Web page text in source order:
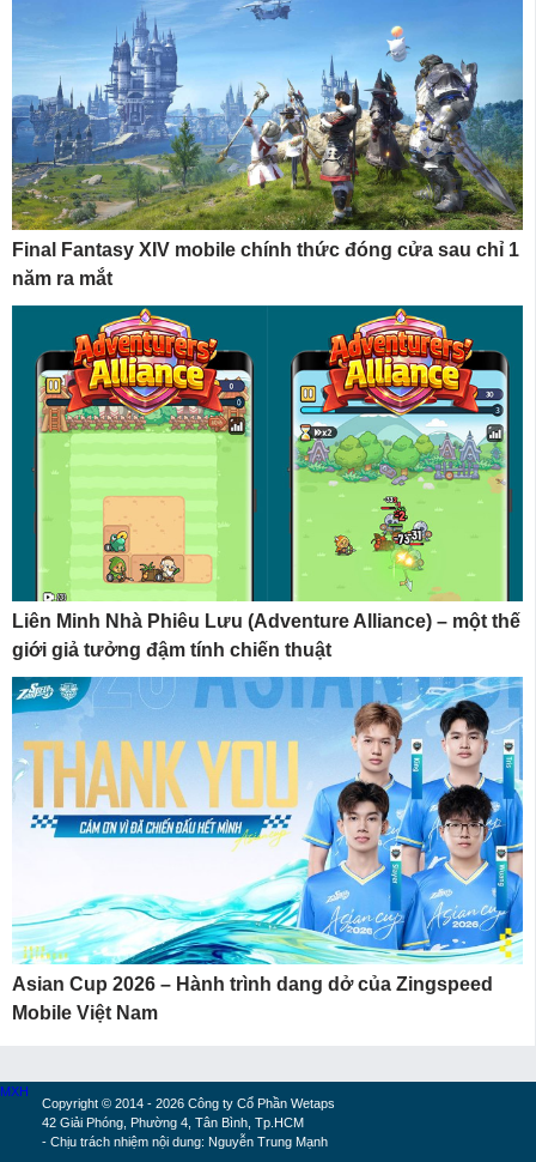
Final Fantasy XIV mobile chính thức đóng cửa sau chỉ 1
năm ra mắt
Liên Minh Nhà Phiêu Lưu (Adventure Alliance) – một thế
giới giả tưởng đậm tính chiến thuật
Asian Cup 2026 – Hành trình dang dở của Zingspeed
Mobile Việt Nam
Copyright © 2014 - 2026 Công ty Cổ Phần Wetaps
42 Giải Phóng, Phường 4, Tân Bình, Tp.HCM
- Chịu trách nhiệm nội dung: Nguyễn Trung Mạnh
MXH